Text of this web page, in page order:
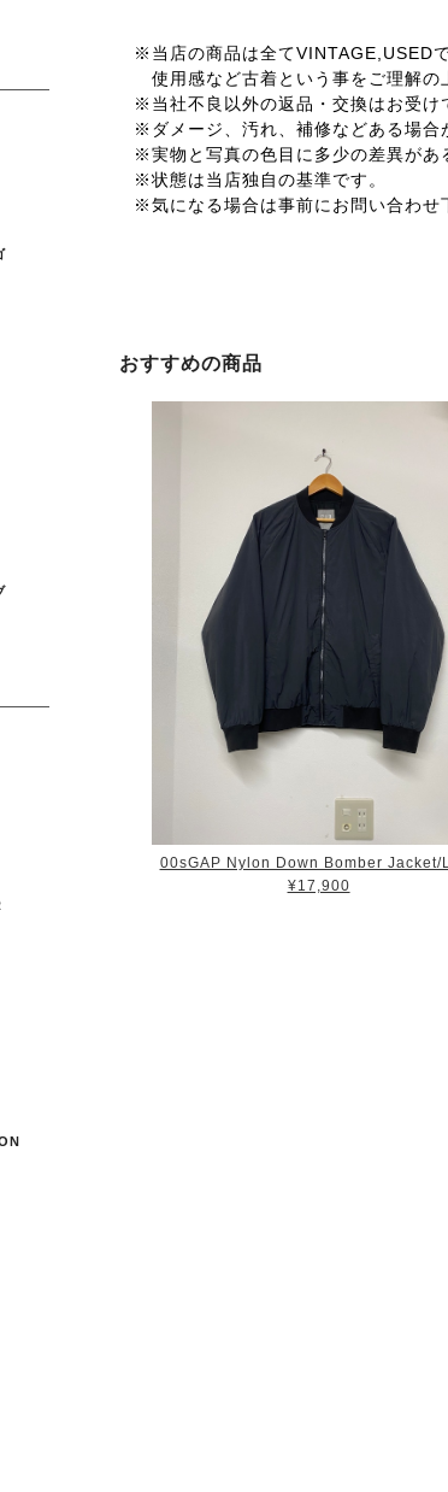
※当店の商品は全てVINTAGE,USED
使用感など古着という事をご理解の
※当社不良以外の返品・交換はお受け
※ダメージ、汚れ、補修などある場合
※実物と写真の色目に多少の差異があ
※状態は当店独自の基準です。
※気になる場合は事前にお問い合わせ
おすすめの商品
00sGAP Nylon Down Bomber Jacket/
¥17,900